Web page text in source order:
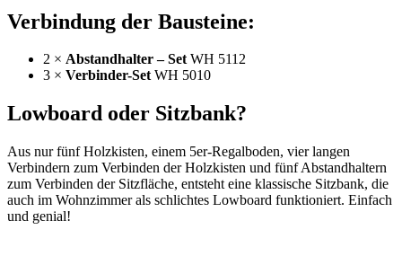
Verbindung der Bausteine:
2 × Abstandhalter – SetWH 5112
3 × Verbinder-SetWH 5010
Lowboard oder Sitzbank?
Aus nur fünf Holzkisten, einem 5er-Regalboden, vier langen
Verbindern zum Verbinden der Holzkisten und fünf Abstandhaltern
zum Verbinden der Sitzfläche, entsteht eine klassische Sitzbank, die
auch im Wohnzimmer als schlichtes Lowboard funktioniert. Einfach
und genial!